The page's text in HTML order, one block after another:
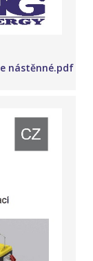
nástěnné.pdf